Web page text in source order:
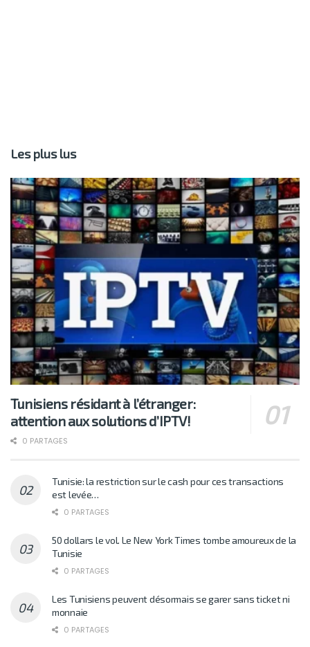
Les plus lus
Tunisiens résidant à l’étranger:
attention aux solutions d’IPTV!
0 PARTAGES
Tunisie: la restriction sur le cash pour ces transactions
est levée…
0 PARTAGES
50 dollars le vol. Le New York Times tombe amoureux de la
Tunisie
0 PARTAGES
Les Tunisiens peuvent désormais se garer sans ticket ni
monnaie
0 PARTAGES